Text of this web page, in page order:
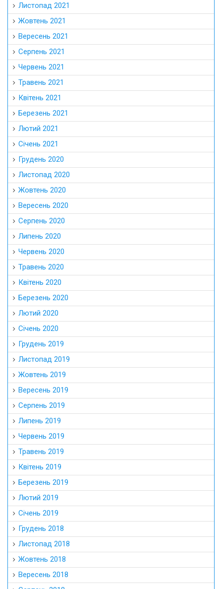
Листопад 2021
Жовтень 2021
Вересень 2021
Серпень 2021
Червень 2021
Травень 2021
Квітень 2021
Березень 2021
Лютий 2021
Січень 2021
Грудень 2020
Листопад 2020
Жовтень 2020
Вересень 2020
Серпень 2020
Липень 2020
Червень 2020
Травень 2020
Квітень 2020
Березень 2020
Лютий 2020
Січень 2020
Грудень 2019
Листопад 2019
Жовтень 2019
Вересень 2019
Серпень 2019
Липень 2019
Червень 2019
Травень 2019
Квітень 2019
Березень 2019
Лютий 2019
Січень 2019
Грудень 2018
Листопад 2018
Жовтень 2018
Вересень 2018